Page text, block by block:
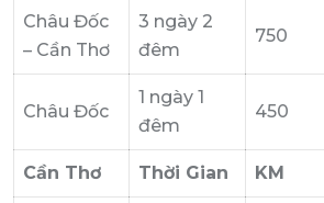
Châu Đốc
– Cần Thơ
3 ngày 2
đêm
750
Châu Đốc
1 ngày 1
đêm
450
Cần Thơ Thời Gian KM